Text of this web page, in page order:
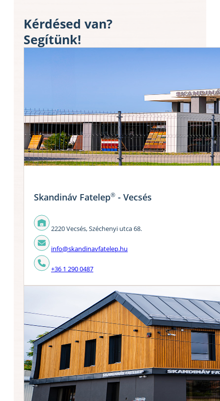
Kérdésed van?
Segítünk!
Skandináv Fatelep® - Vecsés
2220 Vecsés, Széchenyi utca 68.
info@skandinavfatelep.hu
+36 1 290 0487